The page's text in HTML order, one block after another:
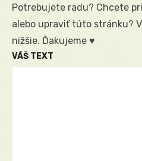
Potrebujete radu? Chcete
alebo upraviť túto stránku?
nižšie. Ďakujeme ♥
VÁŠ TEXT